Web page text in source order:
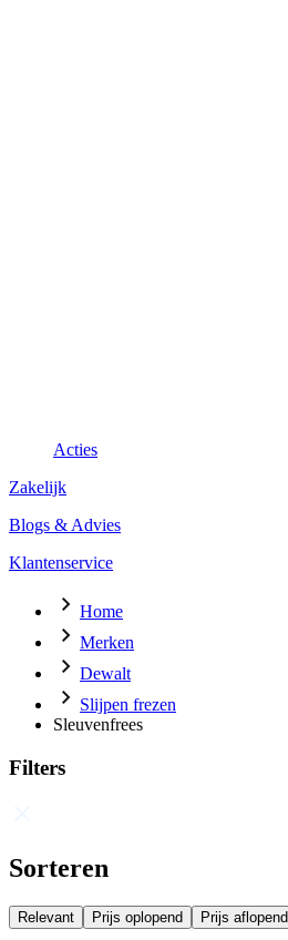
Acties
Zakelijk
Blogs & Advies
Klantenservice
Home
Merken
Dewalt
Slijpen frezen
Sleuvenfrees
Filters
Sorteren
Relevant Prijs oplopend Prijs aflopend